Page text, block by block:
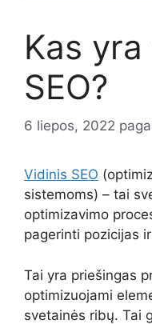
Kas
SEO?
6 liepos, 2022
Vidinis SEO
sistemoms) – tai
optimizavimo
pagerinti pozicijas
Tai yra priešingas
optimizuojami
svetainės ribų. Tai